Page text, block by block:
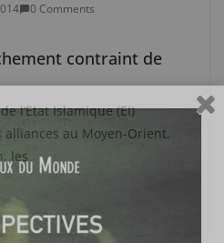
0 Comments
contraint de
l’Etat Islamique (EI)
au Moyen-Orient.
les